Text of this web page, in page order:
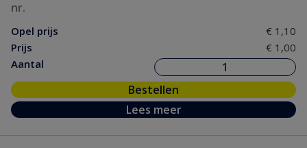
nr.
Opel prijs
€ 1,10
Prijs
€ 1,00
Aantal
Bestellen
Lees meer